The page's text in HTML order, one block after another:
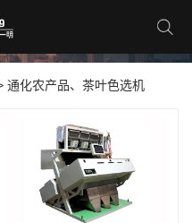
心
通化农产品、茶叶色选机